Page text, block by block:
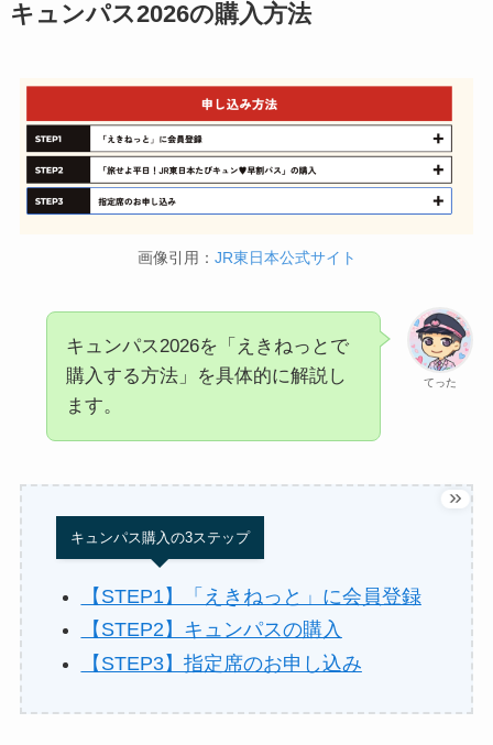
キュンパス2026の購入方法
画像引用： JR東日本公式サイト
てった
キュンパス2026を「えきねっとで
購入する方法」を具体的に解説し
ます。
キュンパス購入の3ステップ
【STEP1】「えきねっと」に会員登録
【STEP2】キュンパスの購入
【STEP3】指定席のお申し込み